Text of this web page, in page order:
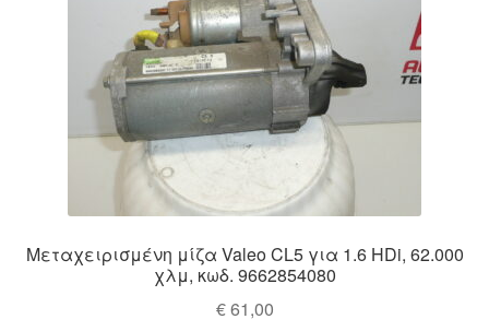
Μεταχειρισμένη μίζα Valeo CL5 για 1.6 HDi, 62.000
χλμ, κωδ. 9662854080
€61,00